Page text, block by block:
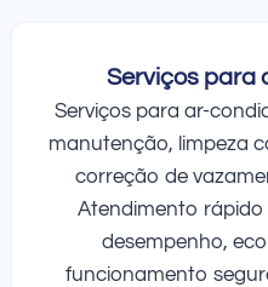
Serviços para
Serviços para ar-
manutenção, limpeza
correção de
Atendimento
desempenho,
funcionamento